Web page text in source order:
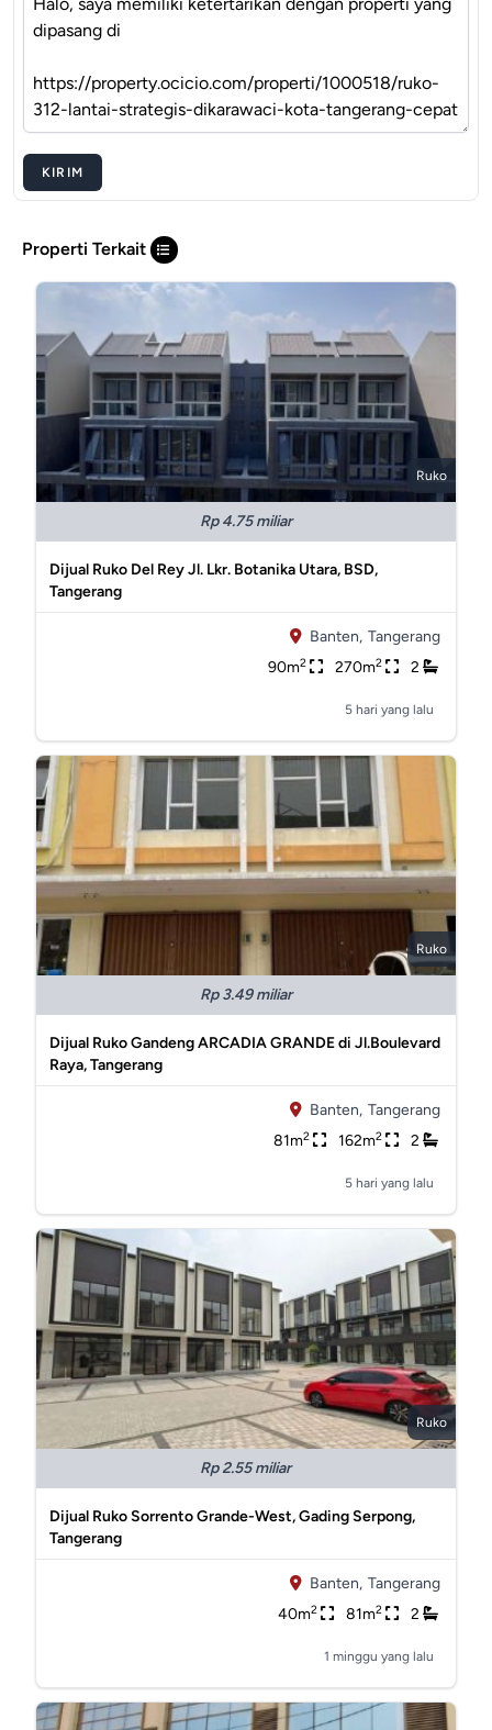
KIRIM
Properti Terkait
Ruko
Rp 4.75 miliar
Dijual Ruko Del Rey Jl. Lkr. Botanika Utara, BSD,
Tangerang
Banten, Tangerang
90m2 270m2 2
5 hari yang lalu
Ruko
Rp 3.49 miliar
Dijual Ruko Gandeng ARCADIA GRANDE di Jl.Boulevard
Raya, Tangerang
Banten, Tangerang
81m2 162m2 2
5 hari yang lalu
Ruko
Rp 2.55 miliar
Dijual Ruko Sorrento Grande-West, Gading Serpong,
Tangerang
Banten, Tangerang
40m2 81m2 2
1 minggu yang lalu